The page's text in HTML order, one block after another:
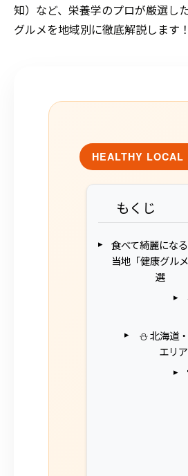
知）など、栄養学のプロが厳選し
グルメを地域別に徹底解説します！
HEALTHY LOCAL
もくじ
食べて綺麗にな
当地「健康グル
選
⛄️ 北海道
エリア